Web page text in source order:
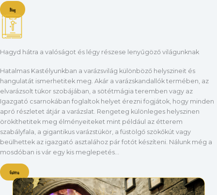
Blog
Hagyd hátra a valóságot és légy részese lenyűgöző világunknak
Hatalmas Kastélyunkban a varázsvilág különböző helyszineit és
hangulatát ismerhetitek meg. Akár a varázskandallók termében, az
elvarázsolt tükor szobájában, a sötétmágia teremben vagy az
Igazgató csarnokában foglaltok helyet érezni fogjátok, hogy minden
apró részletet átjár a varázslat. Rengeteg különleges helyszinen
örökíthetitek meg élményeiteket mint például az étterem
szabályfala, a gigantikus varázstükör, a füstölgő szökőkút vagy
beülhettek az igazgató asztalához pár fotót készíteni. Nálunk még a
mosdóban is vár egy kis meglepetés…
Galéria